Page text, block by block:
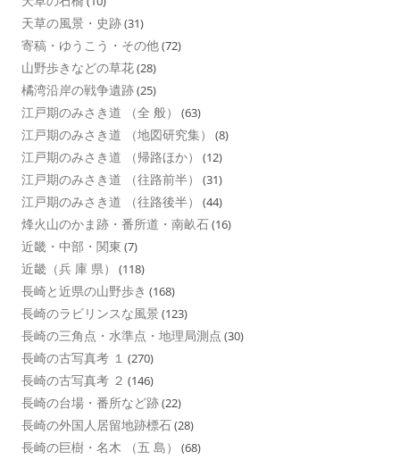
天草の風景・史跡(31)
寄稿・ゆうこう・その他(72)
山野歩きなどの草花(28)
橘湾沿岸の戦争遺跡(25)
江戸期のみさき道 （全 般） (63)
江戸期のみさき道 （地図研究集） (8)
江戸期のみさき道 （帰路ほか） (12)
江戸期のみさき道 （往路前半） (31)
江戸期のみさき道 （往路後半） (44)
烽火山のかま跡・番所道・南畝石(16)
近畿・中部・関東 (7)
近畿（兵 庫 県） (118)
長崎と近県の山野歩き (168)
長崎のラビリンスな風景 (123)
長崎の三角点・水準点・地理局測点 (30)
長崎の古写真考 １ (270)
長崎の古写真考 ２ (146)
長崎の台場・番所など跡(22)
長崎の外国人居留地跡標石(28)
長崎の巨樹・名木 （五 島） (68)